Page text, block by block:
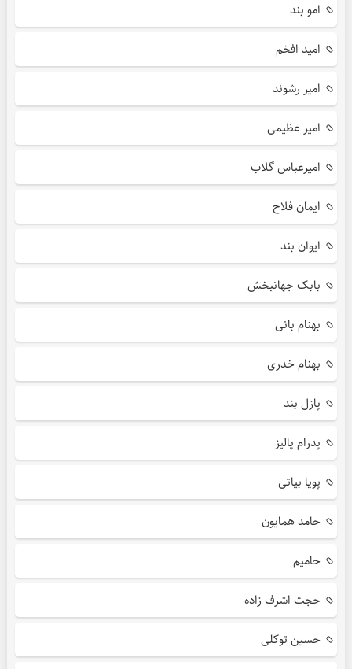
امو بند
امید افخم
امیر رشوند
امیر عظیمی
امیرعباس گلاب
ایمان فلاح
ایوان بند
بابک جهانبخش
بهنام بانی
بهنام خدری
پازل بند
پدرام پالیز
پویا بیاتی
حامد همایون
حامیم
حجت اشرف زاده
حسین توکلی